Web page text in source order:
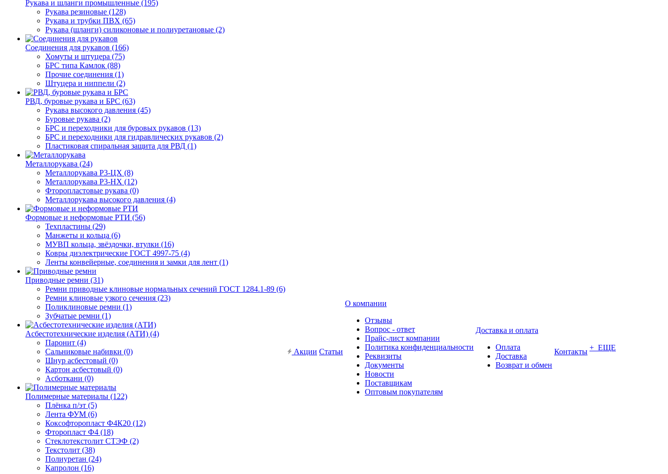
Рукава и шланги промышленные (195)
Рукава резиновые (128)
Рукава и трубки ПВХ (65)
Рукава (шланги) силиконовые и полиуретановые (2)
Соединения для рукавов (166)
Хомуты и штуцера (75)
БРС типа Камлок (88)
Прочие соединения (1)
Штуцера и ниппели (2)
РВД, буровые рукава и БРС (63)
Рукава высокого давления (45)
Буровые рукава (2)
БРС и переходники для буровых рукавов (13)
БРС и переходники для гидравлических рукавов (2)
Пластиковая спиральная защита для РВД (1)
Металлорукава (24)
Металлорукава Р3-ЦХ (8)
Металлорукава Р3-НХ (12)
Фторопластовые рукава (0)
Металлорукава высокого давления (4)
Формовые и неформовые РТИ (56)
Техпластины (29)
Манжеты и кольца (6)
МУВП кольца, звёздочки, втулки (16)
Ковры диэлектрические ГОСТ 4997-75 (4)
Ленты конвейерные, соединения и замки для лент (1)
Приводные ремни (31)
Ремни приводные клиновые нормальных сечений ГОСТ 1284.1-89 (6)
Ремни клиновые узкого сечения (23)
Поликлиновые ремни (1)
Зубчатые ремни (1)
Асбестотехнические изделия (АТИ) (4)
Паронит (4)
Сальниковые набивки (0)
Шнур асбестовый (0)
Картон асбестовый (0)
Асботкани (0)
Полимерные материалы (122)
Плёнка п/эт (5)
Лента ФУМ (6)
Коксофторопласт Ф4К20 (12)
Фторопласт Ф4 (18)
Стеклотекстолит СТЭФ (2)
Текстолит (38)
Полиуретан (24)
Капролон (16)
Акции Статьи
О компании
Отзывы
Вопрос - ответ
Прайс-лист компании
Политика конфиденциальности
Реквизиты
Документы
Новости
Поставщикам
Оптовым покупателям
Доставка и оплата
Оплата
Доставка
Возврат и обмен
Контакты + ЕЩЕ